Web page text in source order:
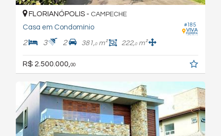
#185
FLORIANÓPOLIS - CAMPECHE
Casa em Condomínio
2 3 2 381,0m² 222,0m²
R$ 2.500.000, 00